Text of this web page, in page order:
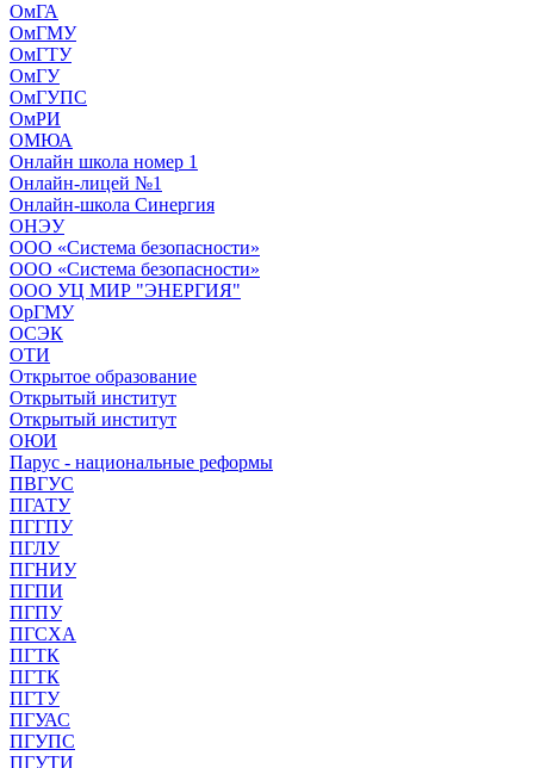
ОмГА
ОмГМУ
ОмГТУ
ОмГУ
ОмГУПС
ОмРИ
ОМЮА
Онлайн школа номер 1
Онлайн-лицей №1
Онлайн-школа Синергия
ОНЭУ
ООО «Система безопасности»
ООО «Система безопасности»
ООО УЦ МИР "ЭНЕРГИЯ"
ОрГМУ
ОСЭК
ОТИ
Открытое образование
Открытый институт
Открытый институт
ОЮИ
Парус - национальные реформы
ПВГУС
ПГАТУ
ПГГПУ
ПГЛУ
ПГНИУ
ПГПИ
ПГПУ
ПГСХА
ПГТК
ПГТК
ПГТУ
ПГУАС
ПГУПС
ПГУТИ